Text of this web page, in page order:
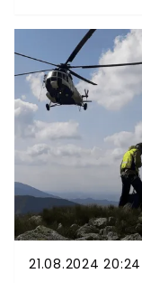
lat. Z powodu
wyjść z domu.
konkretnych
się od ściany.
21.08.2024 20:24